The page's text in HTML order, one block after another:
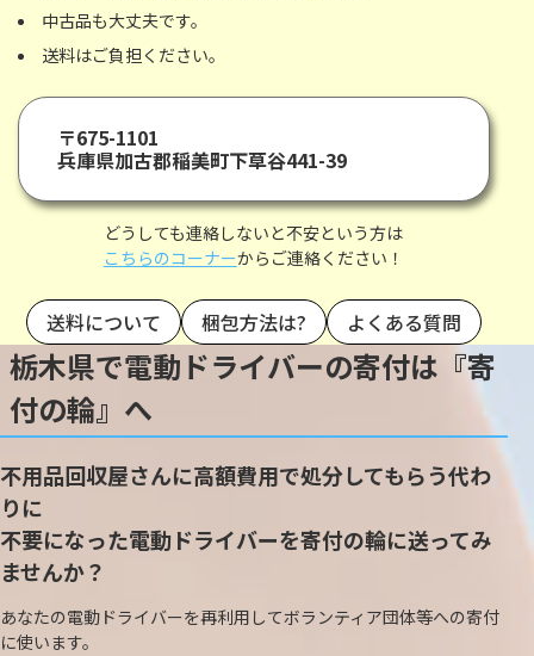
中古品も大丈夫です。
送料はご負担ください。
〒675-1101
兵庫県加古郡稲美町下草谷441-39
どうしても連絡しないと不安という方は
こちらのコーナーからご連絡ください！
送料について 梱包方法は? よくある質問
栃木県で電動ドライバーの寄付は『寄
付の輪』へ
不用品回収屋さんに高額費用で処分してもらう代わ
りに
不要になった電動ドライバーを寄付の輪に送ってみ
ませんか？
あなたの電動ドライバーを再利用してボランティア団体等への寄付
に使います。